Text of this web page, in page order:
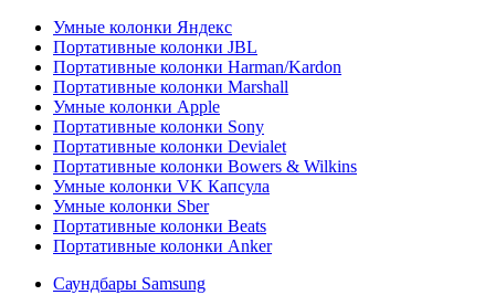
Умные колонки Яндекс
Портативные колонки JBL
Портативные колонки Harman/Kardon
Портативные колонки Marshall
Умные колонки Apple
Портативные колонки Sony
Портативные колонки Devialet
Портативные колонки Bowers & Wilkins
Умные колонки VK Капсула
Умные колонки Sber
Портативные колонки Beats
Портативные колонки Anker
Саундбары Samsung